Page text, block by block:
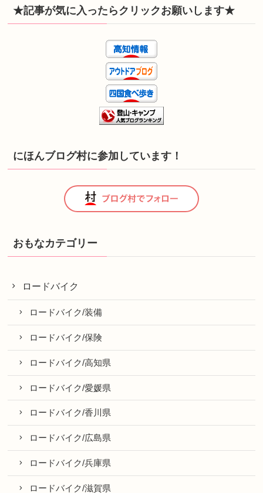
★記事が気に入ったらクリックお願いします★
にほんブログ村に参加しています！
おもなカテゴリー
ロードバイク
ロードバイク/装備
ロードバイク/保険
ロードバイク/高知県
ロードバイク/愛媛県
ロードバイク/香川県
ロードバイク/広島県
ロードバイク/兵庫県
ロードバイク/滋賀県